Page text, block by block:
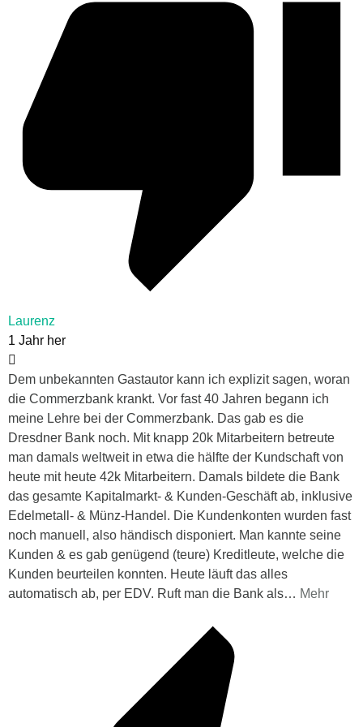
Laurenz
1 Jahr her
Dem unbekannten Gastautor kann ich explizit sagen, woran
die Commerzbank krankt. Vor fast 40 Jahren begann ich
meine Lehre bei der Commerzbank. Das gab es die
Dresdner Bank noch. Mit knapp 20k Mitarbeitern betreute
man damals weltweit in etwa die hälfte der Kundschaft von
heute mit heute 42k Mitarbeitern. Damals bildete die Bank
das gesamte Kapitalmarkt- & Kunden-Geschäft ab, inklusive
Edelmetall- & Münz-Handel. Die Kundenkonten wurden fast
noch manuell, also händisch disponiert. Man kannte seine
Kunden & es gab genügend (teure) Kreditleute, welche die
Kunden beurteilen konnten. Heute läuft das alles
automatisch ab, per EDV. Ruft man die Bank als… Mehr